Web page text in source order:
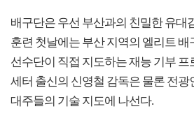
배구단은 우선 부산과의 친밀한 유대
훈련 첫날에는 부산 지역의 엘리트 배
선수단이 직접 지도하는 재능 기부 프
세터 출신의 신영철 감독은 물론 전광
대주들의 기술 지도에 나선다.